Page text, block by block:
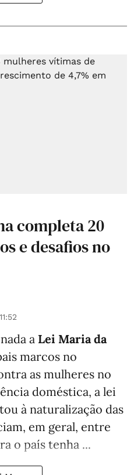
completa 20
e desafios no
a Lei Maria da
marcos no
as mulheres no
doméstica, a lei
à naturalização das
em geral, entre
o país tenha ...